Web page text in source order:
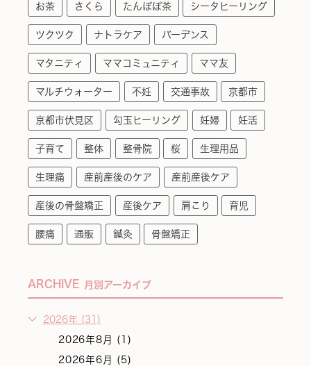
お茶 さくら たんぽぽ茶 シータヒーリング
ツクツク ナトラケア バーデンス
マタニティ ママコミュニティ ママ友
マルチウォーター 不妊 交通事故 京都市
京都市伏見区 勾玉ヒーリング 妊婦 妊活
子育て 整体 整骨院 桜 生理用品
生理痛 産前産後のケア 産前産後ケア
産後の骨盤矯正 産後ケア 肩こり 育児
腰痛 通販 鍼灸 骨盤矯正
ARCHIVE 月別アーカイブ
2026年 (31)
2026年8月 (1)
2026年6月 (5)